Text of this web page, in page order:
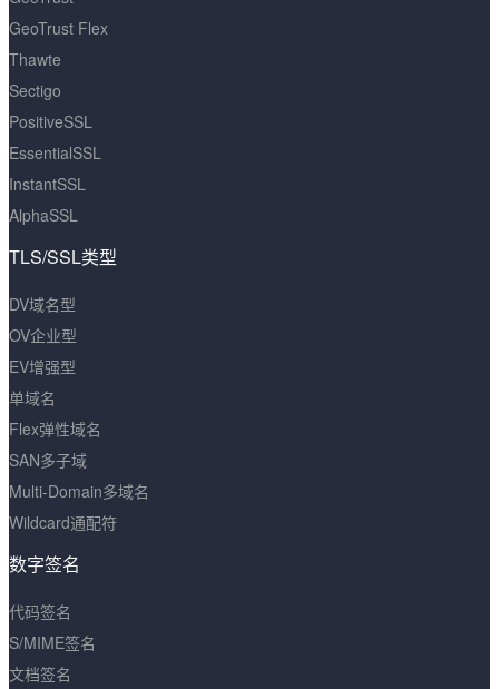
GeoTrust Flex
Thawte
Sectigo
PositiveSSL
EssentialSSL
InstantSSL
AlphaSSL
TLS/SSL类型
DV域名型
OV企业型
EV增强型
单域名
Flex弹性域名
SAN多子域
Multi-Domain多域名
Wildcard通配符
数字签名
代码签名
S/MIME签名
文档签名